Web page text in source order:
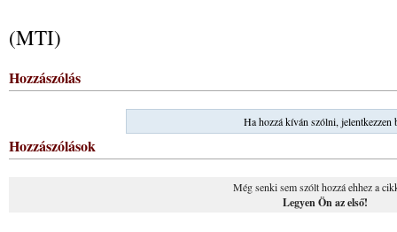
(MTI)
Hozzászólás
Ha hozzá kíván szólni, jelentkezzen
Hozzászólások
Még senki sem szólt hozzá ehhez a
Legyen Ön az első!